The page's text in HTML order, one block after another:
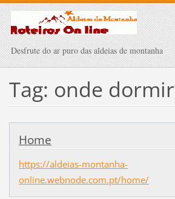
Desfrute do ar puro das aldeias de montanha
Tag: onde dormir
Home
https://aldeias-montanha-
online.webnode.com.pt/home/